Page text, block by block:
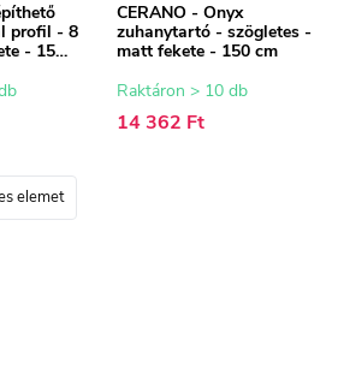
profil - 8
- 15
CERANO - Onyx
zuhanytartó - szögletes -
matt fekete - 150 cm
Raktáron > 10 db
14 362 Ft
elemet